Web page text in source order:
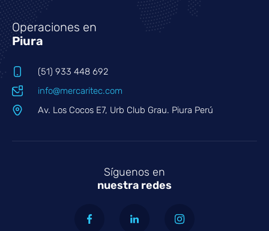
Operaciones en
Piura
(51) 933 448 692
info@mercaritec.com
Av. Los Cocos E7, Urb Club Grau. Piura Perú
Síguenos en
nuestra redes